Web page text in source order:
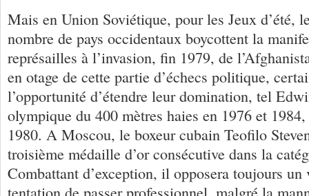
Mais en Union Soviétique, pour les Jeux d’été,
nombre de pays occidentaux boycottent la
représailles à l’invasion, fin 1979, de
en otage de cette partie d’échecs politique,
l’opportunité d’étendre leur domination, tel
olympique du 400 mètres haies en 1976 et
1980. A Moscou, le boxeur cubain Teofilo
troisième médaille d’or consécutive dans la
Combattant d’exception, il opposera toujours